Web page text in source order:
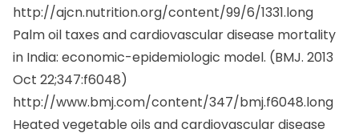
http://ajcn.nutrition.org/content/99/6/1331.long
Palm oil taxes and cardiovascular disease mortality
in India: economic-epidemiologic model. (BMJ. 2013
Oct 22;347:f6048)
http://www.bmj.com/content/347/bmj.f6048.long
Heated vegetable oils and cardiovascular disease